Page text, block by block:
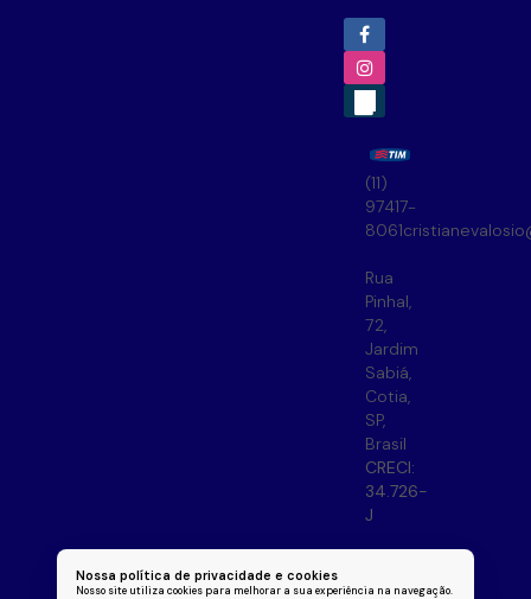
Nossa política de privacidade e cookies
Nosso site utiliza cookies para melhorar a sua experiência na navegação.
(11)
97417-
8061
Rua
Pinhal,
72,
Jardim
Sabiá,
Cotia,
SP,
Brasil
CRECI:
34.726-
J